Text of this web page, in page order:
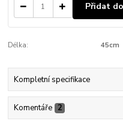
Přidat
Délka: 45cm
Kompletní specifikace
Komentáře 2